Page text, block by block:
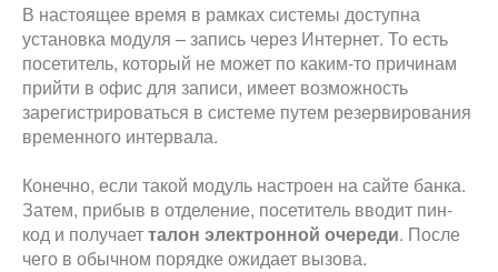
В настоящее время в рамках системы доступна
установка модуля – запись через Интернет. То есть
посетитель, который не может по каким-то причинам
прийти в офис для записи, имеет возможность
зарегистрироваться в системе путем резервирования
временного интервала.
Конечно, если такой модуль настроен на сайте банка.
Затем, прибыв в отделение, посетитель вводит пин-
код и получаетталон электронной очереди. После
чего в обычном порядке ожидает вызова.